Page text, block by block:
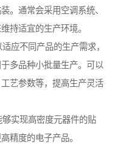
。通常会采用空调系统、
持适宜的生产环境。
应不同产品的生产需求，
多品种小批量生产。可以
艺参数等，提高生产灵活
实现高密度元器件的贴
精度的电子产品。